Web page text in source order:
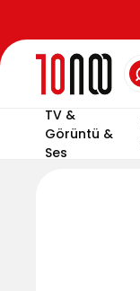
TV &
Görüntü &
Ses